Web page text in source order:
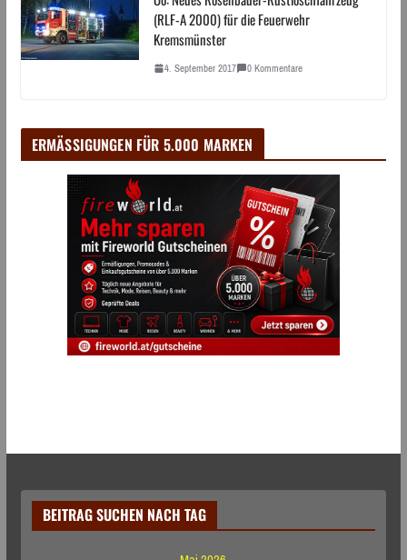
(RLF-A 2000) für die Feuerwehr
Kremsmünster
4. September 2017 0 Kommentare
ERMÄSSIGUNGEN FÜR 5.000 MARKEN
BEITRAG SUCHEN NACH TAG